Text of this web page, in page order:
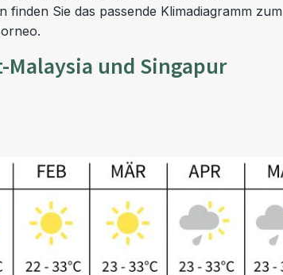
finden Sie das passende Klimadiagramm zum
und Singapur